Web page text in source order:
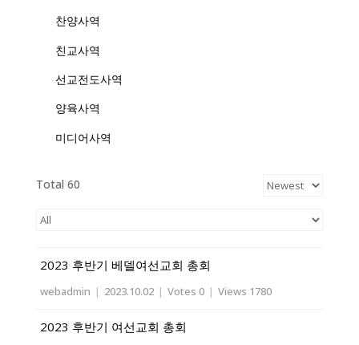
찬양사역
친교사역
선교전도사역
양육사역
미디어사역
Total 60
2023 후반기 베델여선교회 총회
webadmin | 2023.10.02 | Votes 0 | Views 1780
2023 후반기 여선교회 총회